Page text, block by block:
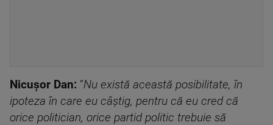
Nicușor Dan: ”Nu există această posibilitate, în
ipoteza în care eu câștig, pentru că eu cred că
orice politician, orice partid politic trebuie să